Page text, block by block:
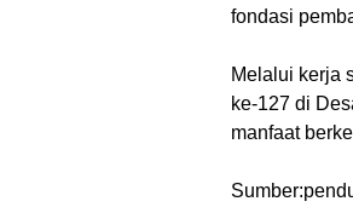
fondasi
Melalui kerja
ke-127 di
manfaat